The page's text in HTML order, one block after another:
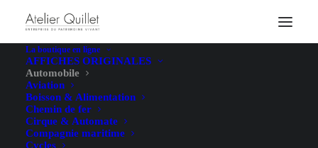
La boutique en ligne
AFFICHES ORIGINALES
Automobile
Aviation
Boisson & Alimentation
Chemin de fer
Cirque & Automate
Compagnie maritime
Cycles